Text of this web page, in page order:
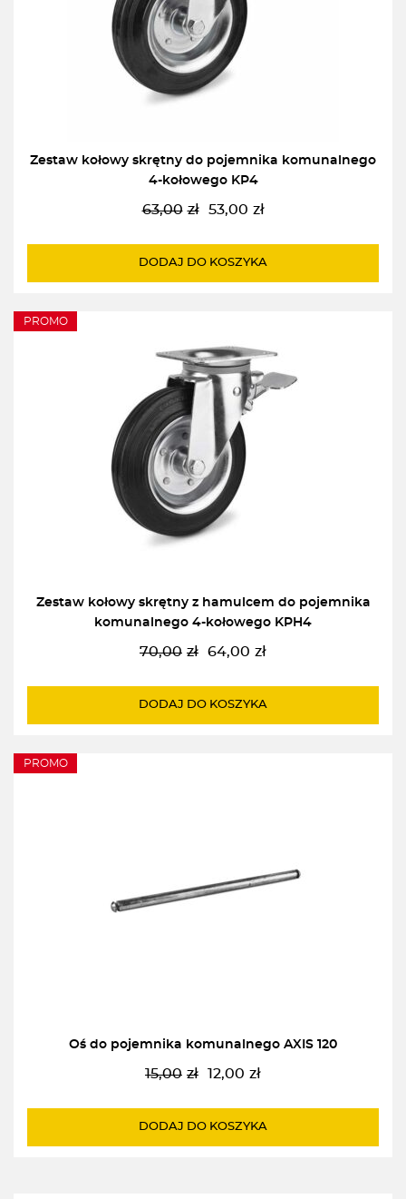
Zestaw kołowy skrętny do pojemnika komunalnego
4-kołowego KP4
63,00 zł
Pierwotna
wynosiła:
53,00 zł
Aktualna
wynosi:
DODAJ DO KOSZYKA
PROMO
Zestaw kołowy skrętny z hamulcem do pojemnika
komunalnego 4-kołowego KPH4
70,00 zł
Pierwotna
wynosiła:
64,00 zł
Aktualna
wynosi:
DODAJ DO KOSZYKA
PROMO
Oś do pojemnika komunalnego AXIS 120
15,00 zł
Pierwotna
wynosiła:
12,00 zł
Aktualna
wynosi:
DODAJ DO KOSZYKA